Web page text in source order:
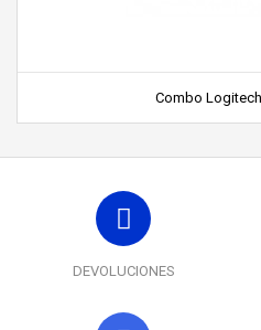
Combo Logitech
DEVOLUCIONES